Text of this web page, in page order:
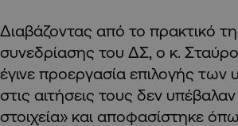
Διαβάζοντας από το πρακτικό
συνεδρίασης του ΔΣ, ο κ.
έγινε προεργασία επιλογής των
στις αιτήσεις τους δεν
στοιχεία» και αποφασίστηκε